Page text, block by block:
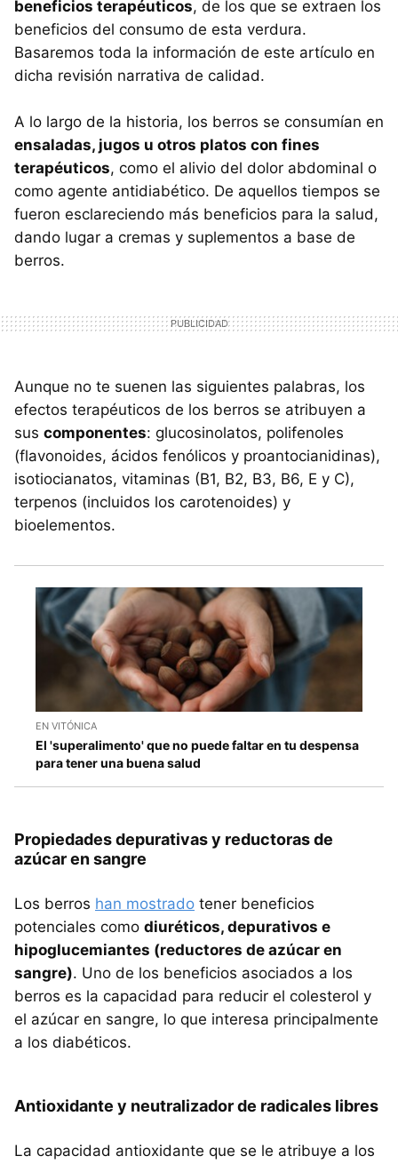
beneficios terapéuticos, de los que se extraen los
beneficios del consumo de esta verdura.
Basaremos toda la información de este artículo en
dicha revisión narrativa de calidad.
A lo largo de la historia, los berros se consumían en
ensaladas, jugos u otros platos con fines
terapéuticos, como el alivio del dolor abdominal o
como agente antidiabético. De aquellos tiempos se
fueron esclareciendo más beneficios para la salud,
dando lugar a cremas y suplementos a base de
berros.
Aunque no te suenen las siguientes palabras, los
efectos terapéuticos de los berros se atribuyen a
sus componentes: glucosinolatos, polifenoles
(flavonoides, ácidos fenólicos y proantocianidinas),
isotiocianatos, vitaminas (B1, B2, B3, B6, E y C),
terpenos (incluidos los carotenoides) y
bioelementos.
EN VITÓNICA
El 'superalimento' que no puede faltar en tu despensa
para tener una buena salud
Propiedades depurativas y reductoras de
azúcar en sangre
Los berros han mostrado tener beneficios
potenciales como diuréticos, depurativos e
hipoglucemiantes (reductores de azúcar en
sangre). Uno de los beneficios asociados a los
berros es la capacidad para reducir el colesterol y
el azúcar en sangre, lo que interesa principalmente
a los diabéticos.
Antioxidante y neutralizador de radicales libres
La capacidad antioxidante que se le atribuye a los